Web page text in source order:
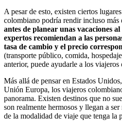
A pesar de esto, existen ciertos
colombiano podría rendir incluso más
antes de planear unas vacaciones
expertos recomiendan a las
tasa de cambio y el precio
(transporte público, comida,
anterior, puede ayudarle a los
Más allá de pensar en Estados
Unión Europa, los viajeros
panorama. Existen destinos que no
son realmente hermosos y llegan a
de la modalidad de viaje que tenga la